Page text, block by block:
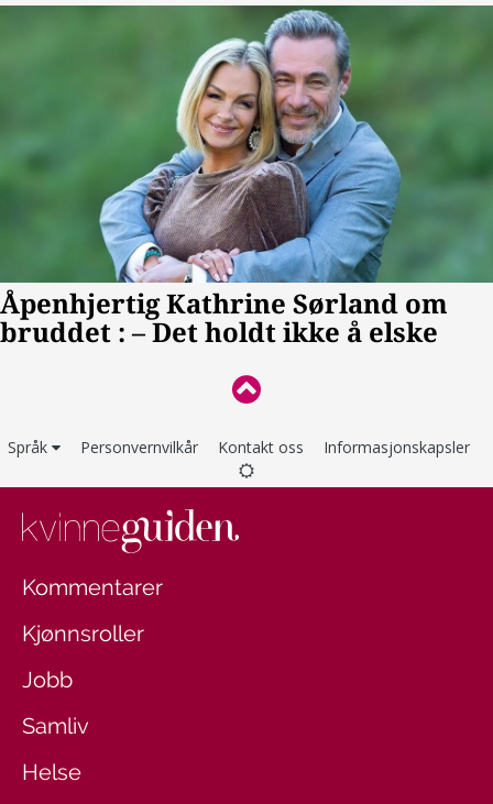
Språk Personvernvilkår Kontakt oss Informasjonskapsler
Kommentarer
Kjønnsroller
Jobb
Samliv
Helse